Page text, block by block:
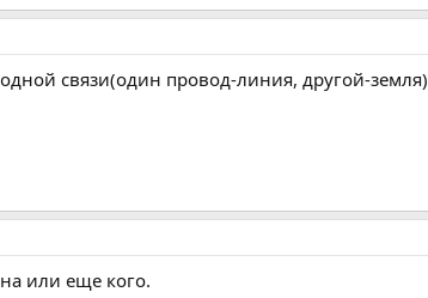
связи(один провод-линия, другой-земля)
или еще кого.